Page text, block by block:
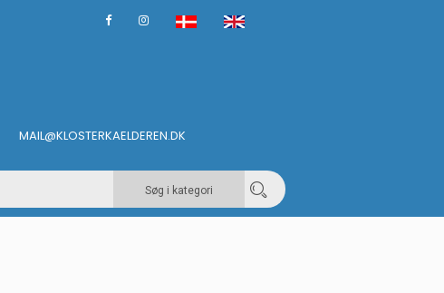
MAIL@KLOSTERKAELDEREN.DK
Søg i kategori